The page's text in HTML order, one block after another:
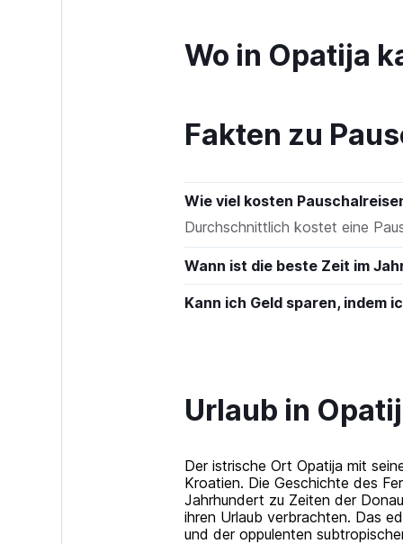
Wo in Opatija
Fakten zu
Wie viel kosten
Durchschnittlich kostet eine
Wann ist die beste Zeit im
Kann ich Geld sparen, indem
Urlaub in
Der istrische Ort Opatija mit
Kroatien. Die Geschichte des
Jahrhundert zu Zeiten der
ihren Urlaub verbrachten. Das
und der oppulenten